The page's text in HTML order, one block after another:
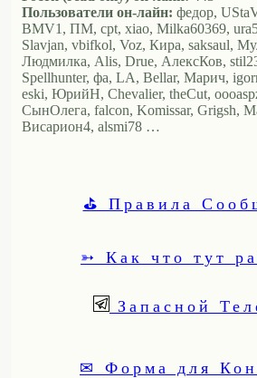
Пользователи он-лайн: федор,
BMV1, ПМ, cpt, xiao, Milka60369,
Slavjan, vbifkol, Voz, Кира, saksaul,
Людмилка, Alis, Drue, АлексКов,
Spellhunter, фа, LA, Bellar, Марич,
eski, ЮрийН, Chevalier, theCut,
СынОлега, falcon, Komissar, Grigsh,
Висариoн4, alsmi78 …
⛳ Правила
➳ Как что тут
Запасной
✉ Форма для